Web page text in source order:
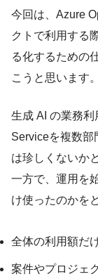
今回は、Azure
クトで利用する
る化するための
こうと思います。
生成 AI の業務利
Serviceを複数部
は珍しくないか
一方で、運用を
け使ったのかを
全体の利用額だ
案件やプロジェ